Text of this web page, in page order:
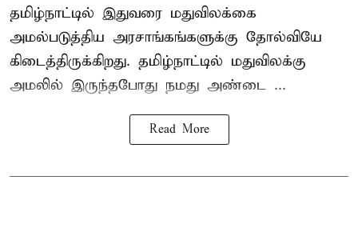
தமிழ்நாட்டில் இதுவரை மதுவிலக்கை
அமல்படுத்திய அரசாங்கங்களுக்கு தோல்வியே
கிடைத்திருக்கிறது. தமிழ்நாட்டில் மதுவிலக்கு
அமலில் இருந்தபோது நமது அண்டை ...
Read More